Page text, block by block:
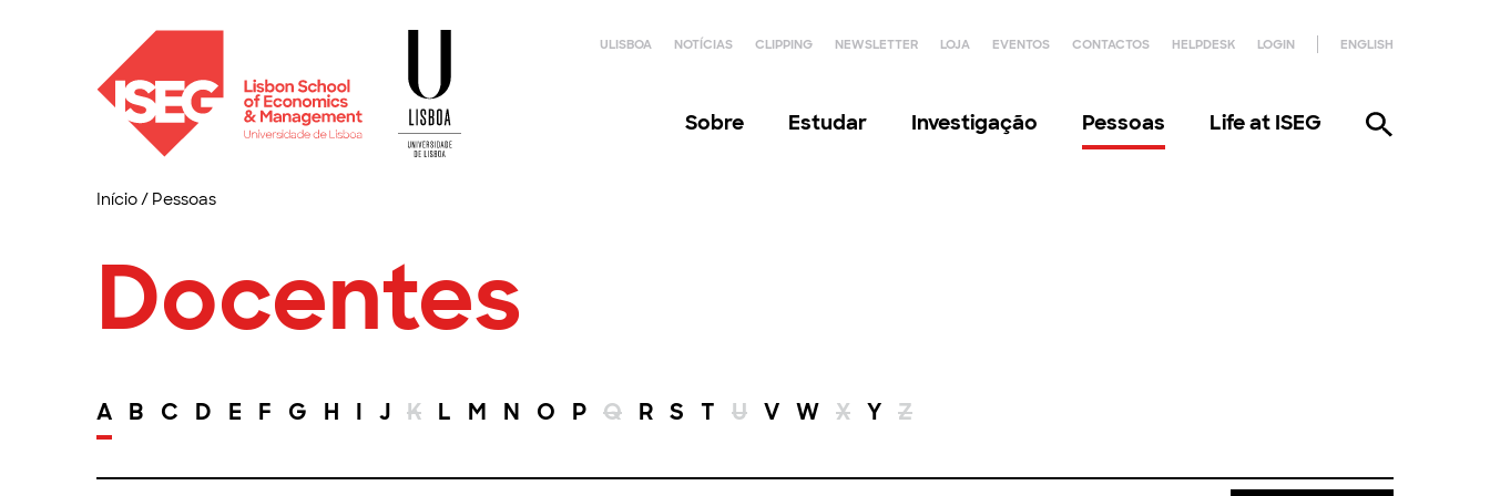
ULISBOA NOTÍCIAS CLIPPING NEWSLETTER LOJA EVENTOS CONTACTOS HELPDESK LOGIN ENGLISH
Sobre Estudar Investigação Pessoas Life at ISEG
Início/ Pessoas
Docentes
A B C D E F G H I J K L M N O P Q R S T U V W X Y Z